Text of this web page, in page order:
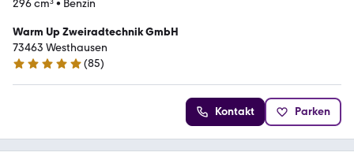
296 cm³• Benzin
Warm Up Zweiradtechnik GmbH
73463 Westhausen
4.9 Sterne
(85)
Kontakt Parken